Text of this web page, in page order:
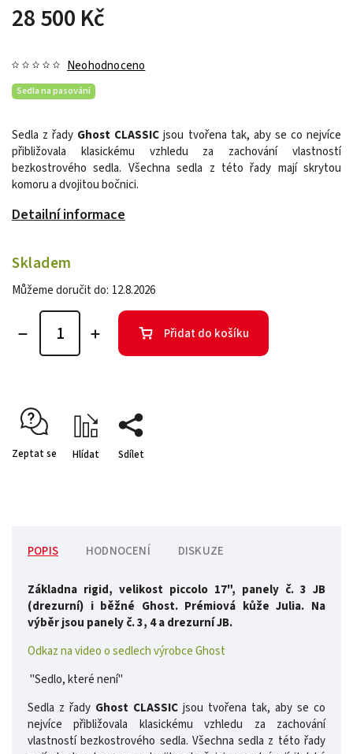
28 500 Kč
Sedla na pasování
Neohodnoceno
Sedla z řady Ghost CLASSICjsou tvořena tak, aby se co nejvíce
přibližovala klasickému vzhledu za zachování vlastností
bezkostrového sedla. Všechna sedla z této řady mají skrytou
komoru a dvojitou bočnici.
Detailní informace
Skladem
Můžeme doručit do: 12.8.2026
Přidat do košíku
Zeptat se Hlídat Sdílet
POPIS HODNOCENÍ DISKUZE
Základna rigid, velikost piccolo 17", panely č. 3 JB
(drezurní) i běžné Ghost. Prémiová kůže Julia. Na
výběr jsou panely č. 3, 4 a drezurní JB.
Odkaz na video o sedlech výrobce Ghost
"Sedlo, které není"
Sedla z řady Ghost CLASSIC jsou tvořena tak, aby se co
nejvíce přibližovala klasickému vzhledu za zachování
vlastností bezkostrového sedla. Všechna sedla z této řady